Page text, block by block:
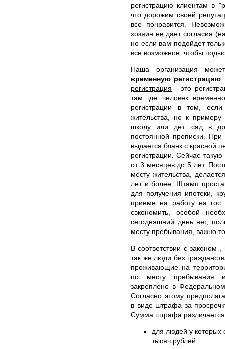
регистрацию клиентам в
что дорожим своей
все понравится.
хозяин не дает согласия
но если вам подойдет
все возможное, чтобы
Наша организация
временную
регистрация - это
там где человек
регистрации в том,
жительства, но к
школу или дет. сад в
постоянной прописки.
выдается бланк с
регистрации. Сейчас
от 3 месяцев до 5 лет.
месту жительства,
лет и более. Штамп
для получения ипотеки,
приеме на работу на гос
сэкономить, особой
сегодняшний день нет,
месту пребывания, важно
В соответствии с законом
так же люди без
проживающие на
по месту пребывания
закреплено в
Согласно этому
в виде штрафа за
Сумма штрафа
для людей у которых
тысяч рублей